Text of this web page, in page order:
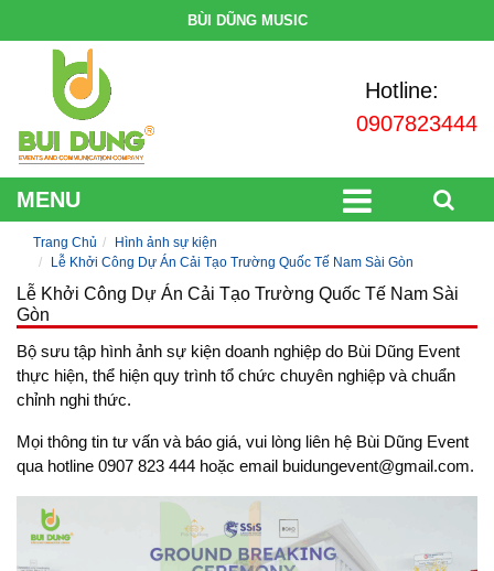
BÙI DŨNG MUSIC
Hotline:
0907823444
MENU
Trang Chủ
Hình ảnh sự kiện
Lễ Khởi Công Dự Án Cải Tạo Trường Quốc Tế Nam Sài Gòn
Lễ Khởi Công Dự Án Cải Tạo Trường Quốc Tế Nam Sài
Gòn
Bộ sưu tập hình ảnh sự kiện doanh nghiệp do Bùi Dũng Event
thực hiện, thể hiện quy trình tổ chức chuyên nghiệp và chuẩn
chỉnh nghi thức.
Mọi thông tin tư vấn và báo giá, vui lòng liên hệ Bùi Dũng Event
qua hotline 0907 823 444 hoặc email buidungevent@gmail.com.